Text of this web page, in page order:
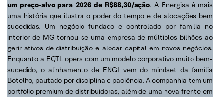
um preço-alvo para 2026 de R$88,30/ação. A Energisa é mais
uma história que ilustra o poder do tempo e de alocações bem
sucedidas. Um negócio fundado e controlado por família no
interior de MG tornou-se uma empresa de múltiplos bilhões ao
gerir ativos de distribuição e alocar capital em novos negócios.
Enquanto a EQTL opera com um modelo corporativo muito bem-
sucedido, o alinhamento de ENGI vem do mindset da família
Botelho, pautado por disciplina e paciência. A companhia tem um
portfólio premium de distribuidoras, além de uma nova frente em